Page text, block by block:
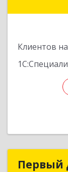
Клиентов
Первый